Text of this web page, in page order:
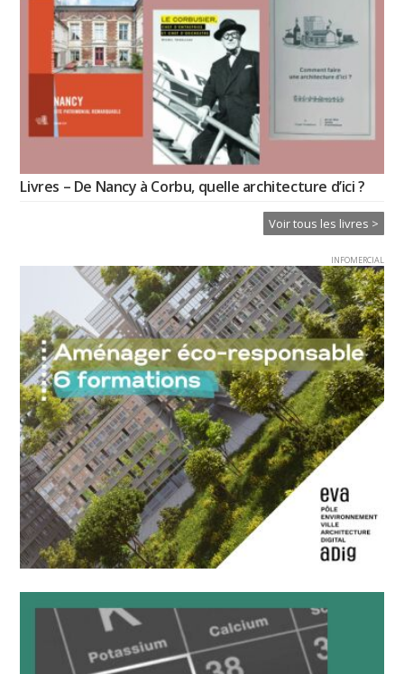
Livres – De Nancy à Corbu, quelle architecture d’ici ?
Voir tous les livres >
INFOMERCIAL